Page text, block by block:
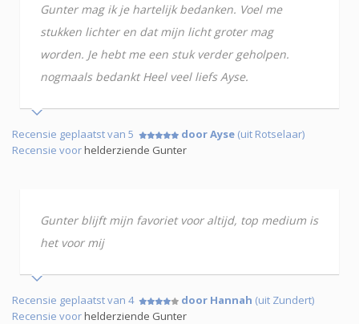
Gunter mag ik je hartelijk bedanken. Voel me
stukken lichter en dat mijn licht groter mag
worden. Je hebt me een stuk verder geholpen.
nogmaals bedankt Heel veel liefs Ayse.
Recensie geplaatst van 5 door Ayse (uit Rotselaar)
Recensie voorhelderziende Gunter
Gunter blijft mijn favoriet voor altijd, top medium is
het voor mij
Recensie geplaatst van 4 door Hannah (uit Zundert)
Recensie voorhelderziende Gunter